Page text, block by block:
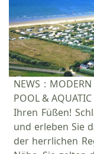
NEWS :
POOL &
Ihren Füßen!
und erleben Sie
der herrlichen